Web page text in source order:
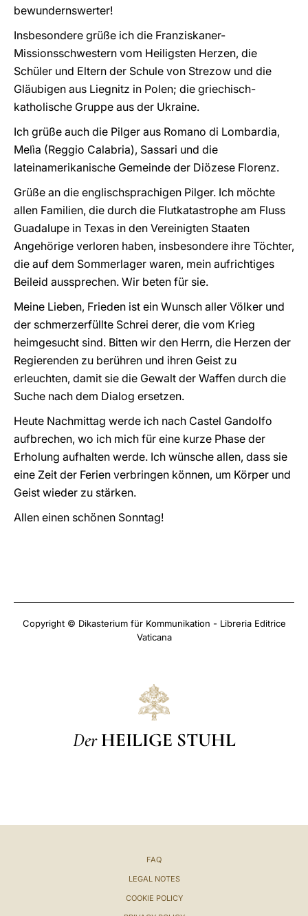
bewundernswerter!
Insbesondere grüße ich die Franziskaner-
Missionsschwestern vom Heiligsten Herzen, die
Schüler und Eltern der Schule von Strezow und die
Gläubigen aus Liegnitz in Polen; die griechisch-
katholische Gruppe aus der Ukraine.
Ich grüße auch die Pilger aus Romano di Lombardia,
Melìa (Reggio Calabria), Sassari und die
lateinamerikanische Gemeinde der Diözese Florenz.
Grüße an die englischsprachigen Pilger. Ich möchte
allen Familien, die durch die Flutkatastrophe am Fluss
Guadalupe in Texas in den Vereinigten Staaten
Angehörige verloren haben, insbesondere ihre Töchter,
die auf dem Sommerlager waren, mein aufrichtiges
Beileid aussprechen. Wir beten für sie.
Meine Lieben, Frieden ist ein Wunsch aller Völker und
der schmerzerfüllte Schrei derer, die vom Krieg
heimgesucht sind. Bitten wir den Herrn, die Herzen der
Regierenden zu berühren und ihren Geist zu
erleuchten, damit sie die Gewalt der Waffen durch die
Suche nach dem Dialog ersetzen.
Heute Nachmittag werde ich nach Castel Gandolfo
aufbrechen, wo ich mich für eine kurze Phase der
Erholung aufhalten werde. Ich wünsche allen, dass sie
eine Zeit der Ferien verbringen können, um Körper und
Geist wieder zu stärken.
Allen einen schönen Sonntag!
Copyright © Dikasterium für Kommunikation - Libreria Editrice
Vaticana
Der HEILIGE STUHL
FAQ
LEGAL NOTES
COOKIE POLICY